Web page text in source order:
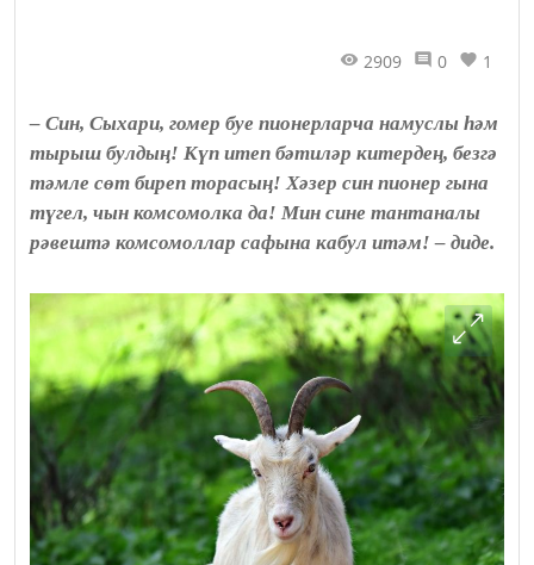
2909 0 1
– Син, Сыхари, гомер буе пионерларча намуслы һәм
тырыш булдың! Күп итеп бәтиләр китердең, безгә
тәмле сөт биреп торасың! Хәзер син пионер гына
түгел, чын комсомолка да! Мин сине тантаналы
рәвештә комсомоллар сафына кабул итәм! – диде.